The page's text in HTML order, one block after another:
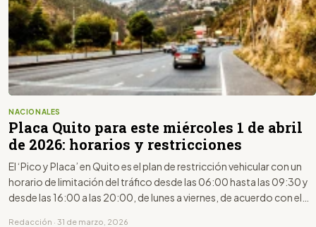
NACIONALES
Placa Quito para este miércoles 1 de abril
de 2026: horarios y restricciones
El ‘Pico y Placa’ en Quito es el plan de restricción vehicular con un
horario de limitación del tráfico desde las 06:00 hasta las 09:30 y
desde las 16:00 a las 20:00, de lunes a viernes, de acuerdo con el
Redacción · 31 de marzo, 2026